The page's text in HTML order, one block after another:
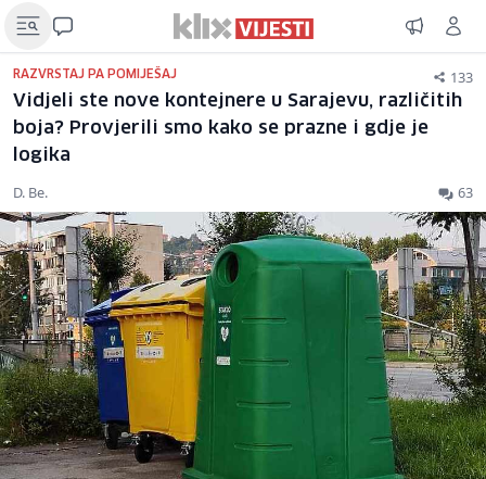
RAZVRSTAJ PA POMIJEŠAJ 133
Vidjeli ste nove kontejnere u Sarajevu, različitih
boja? Provjerili smo kako se prazne i gdje je
logika
D. Be. 63